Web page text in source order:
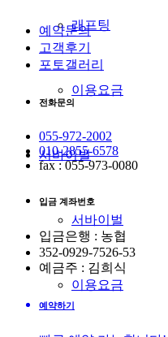
래프팅
이용요금
서바이벌
서바이벌
이용요금
예약문의
고객후기
포토갤러리
전화문의
055-972-2002
010-2855-6578
fax : 055-973-0080
입금 계좌번호
입금은행 : 농협
352-0929-7526-53
예금주 : 김희식
예약하기